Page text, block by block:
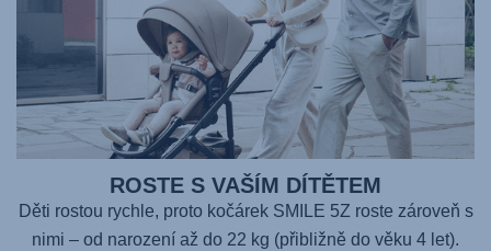
ROSTE S VAŠÍM DÍTĚTEM
Děti rostou rychle, proto kočárek SMILE 5Z roste zároveň s
nimi – od narození až do 22 kg (přibližně do věku 4 let).